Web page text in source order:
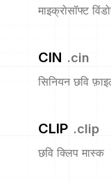
माइक्रोसॉफ्ट
CIN .cin
सिनियन छवि
CLIP .clip
छवि क्लिप मास्क